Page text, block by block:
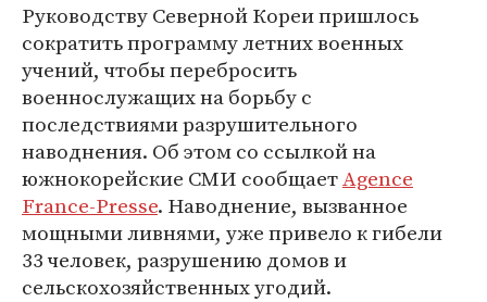
Руководству Северной Кореи пришлось
сократить программу летних военных
учений, чтобы перебросить
военнослужащих на борьбу с
последствиями разрушительного
наводнения. Об этом со ссылкой на
южнокорейские СМИ сообщаетAgence
France-Presse. Наводнение, вызванное
мощными ливнями, уже привело к гибели
33 человек, разрушению домов и
сельскохозяйственных угодий.